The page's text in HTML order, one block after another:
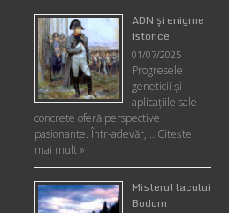
ADN şi enigme
istorice
01/07/2025
Progresele
geneticii şi
aplicaţiile sale
concrete oferă perspective
pasionante. Într-adevăr, …Citește
mai mult »
Misterul lacului
Bodom